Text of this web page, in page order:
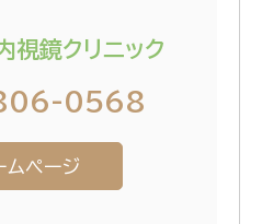
視鏡クリニック
0568
ムページ